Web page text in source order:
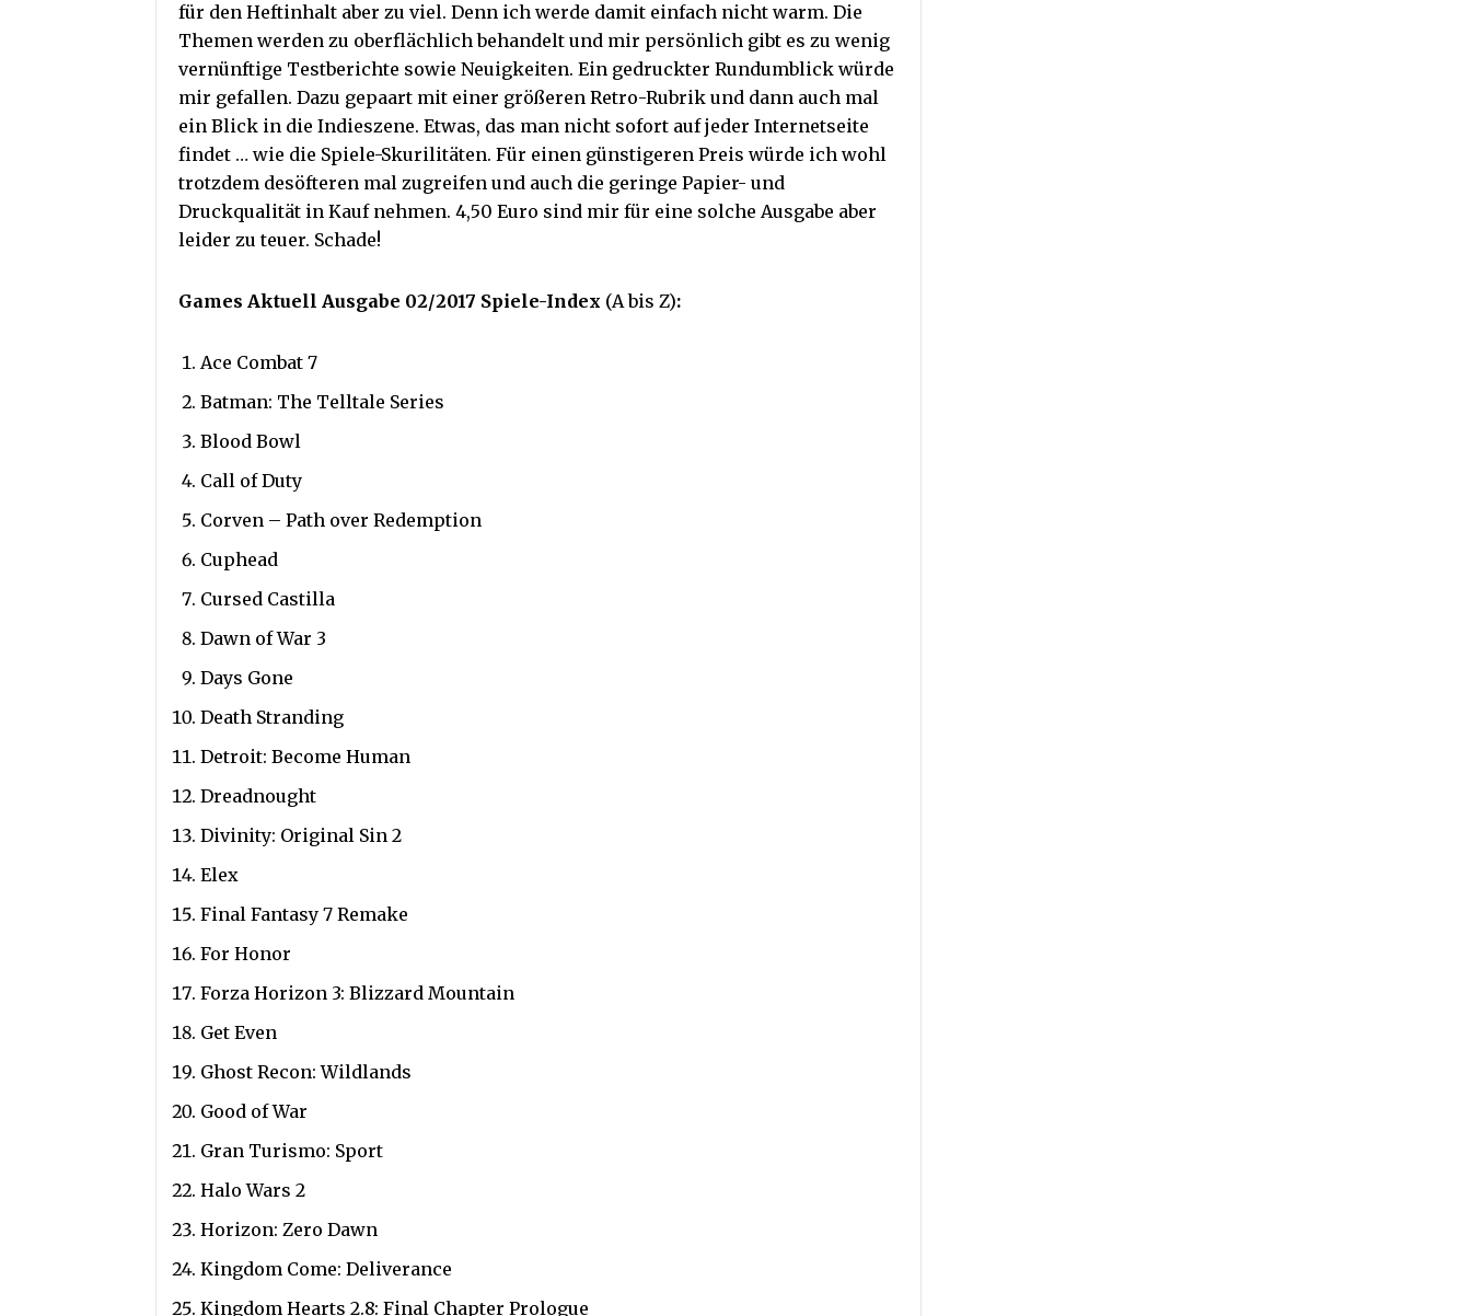
für den Heftinhalt aber zu viel. Denn ich werde damit einfach nicht warm. Die
Themen werden zu oberflächlich behandelt und mir persönlich gibt es zu wenig
vernünftige Testberichte sowie Neuigkeiten. Ein gedruckter Rundumblick würde
mir gefallen. Dazu gepaart mit einer größeren Retro-Rubrik und dann auch mal
ein Blick in die Indieszene. Etwas, das man nicht sofort auf jeder Internetseite
findet … wie die Spiele-Skurilitäten. Für einen günstigeren Preis würde ich wohl
trotzdem desöfteren mal zugreifen und auch die geringe Papier- und
Druckqualität in Kauf nehmen. 4,50 Euro sind mir für eine solche Ausgabe aber
leider zu teuer. Schade!
Games Aktuell Ausgabe 02/2017 Spiele-Index (A bis Z):
Ace Combat 7
Batman: The Telltale Series
Blood Bowl
Call of Duty
Corven – Path over Redemption
Cuphead
Cursed Castilla
Dawn of War 3
Days Gone
Death Stranding
Detroit: Become Human
Dreadnought
Divinity: Original Sin 2
Elex
Final Fantasy 7 Remake
For Honor
Forza Horizon 3: Blizzard Mountain
Get Even
Ghost Recon: Wildlands
Good of War
Gran Turismo: Sport
Halo Wars 2
Horizon: Zero Dawn
Kingdom Come: Deliverance
Kingdom Hearts 2.8: Final Chapter Prologue